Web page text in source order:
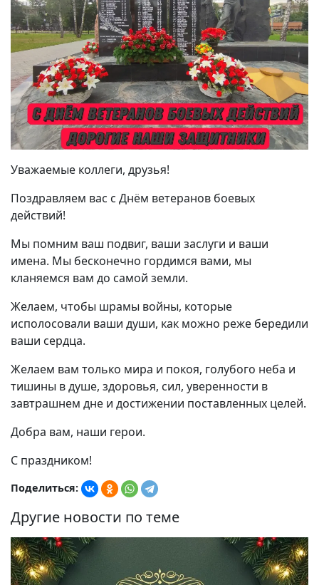
Уважаемые коллеги, друзья!
Поздравляем вас с Днём ветеранов боевых
действий!
Мы помним ваш подвиг, ваши заслуги и ваши
имена. Мы бесконечно гордимся вами, мы
кланяемся вам до самой земли.
Желаем, чтобы шрамы войны, которые
исполосовали ваши души, как можно реже бередили
ваши сердца.
Желаем вам только мира и покоя, голубого неба и
тишины в душе, здоровья, сил, уверенности в
завтрашнем дне и достижении поставленных целей.
Добра вам, наши герои.
С праздником!
Поделиться:
Другие новости по теме